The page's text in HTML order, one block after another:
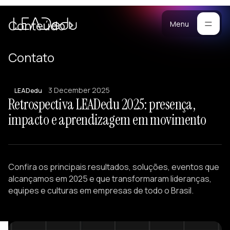
Menu
Building
Metodologia
Portfólio
Conteúdo
Cases
Blog
Materiais
Contato
Retrospectiva LEADedu 2025: presença,
impacto e aprendizagem em movimento
LEADedu 3 December 2025
Confira os principais resultados, soluções, eventos que
alcançamos em 2025 e que transformaram lideranças,
equipes e culturas em empresas de todo o Brasil.